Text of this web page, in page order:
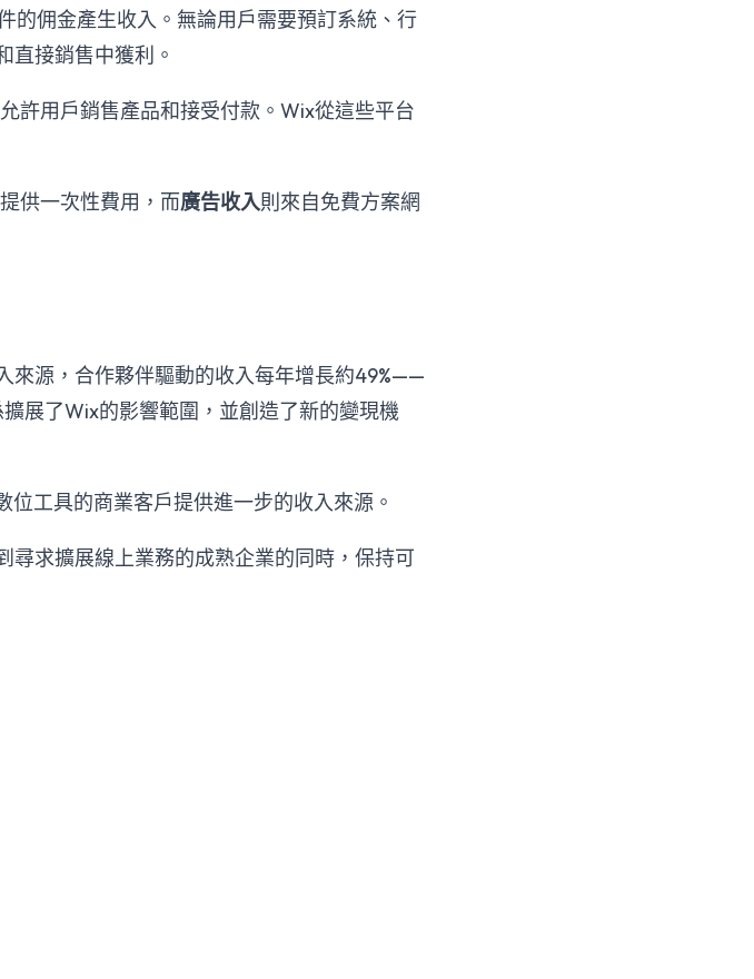
的佣金產生收入。無論用戶需要預訂系統、行
直接銷售中獲利。
許用戶銷售產品和接受付款。Wix從這些平台
供一次性費用，而廣告收入則來自免費方案網
來源，合作夥伴驅動的收入每年增長約49%——
展了Wix的影響範圍，並創造了新的變現機
位工具的商業客戶提供進一步的收入來源。
求擴展線上業務的成熟企業的同時，保持可